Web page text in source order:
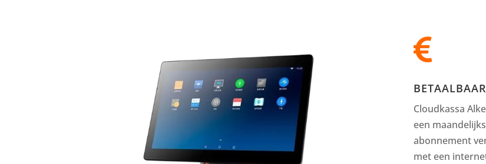

BETAALBAAR
Cloudkassa
een
abonnement
met een